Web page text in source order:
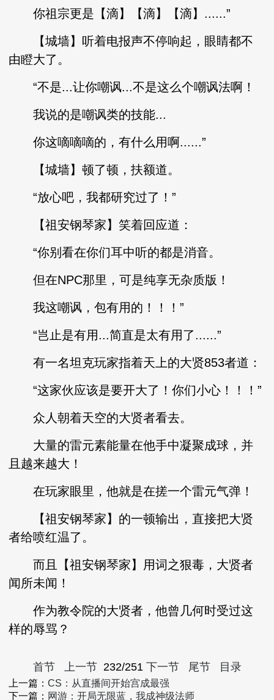
你祖宗更是【滴】【滴】【滴】......”
【城墙】听着电报声不停响起，眼睛都不
由瞪大了。
“不是...让你嘲讽...不是这么个嘲讽法啊！
我说的是嘲讽类的技能...
你这嘀嘀嘀的，有什么用啊......”
【城墙】顿了顿，扶额道。
“放心吧，我都研究过了！”
【祖安钢琴家】笑着回应道：
“你别看在你们耳中听的都是消音。
但在NPC那里，可是纯享无杂质版！
我这嘲讽，包有用的！！！”
“岂止是有用...简直是太有用了......”
有一名坦克玩家指着天上的大贤853者道：
“这家伙应该是要开大了！你们小心！！！”
众人朝着天空的大贤者看去。
大量的雷元素能量在他手中凝聚成球，并
且越来越大！
在玩家眼里，他就是在搓一个雷元气弹！
【祖安钢琴家】的一顿输出，直接把大贤
者给喷红温了。
而且【祖安钢琴家】用词之狠毒，大贤者
闻所未闻！
作为教令院的大贤者，他曾几何时受过这
样的辱骂？
首节 上一节 232/251 下一节 尾节 目录
上一篇：CS：从直播间开始宫成最强
下一篇： 网游：开局无限蓝，我成神级法师